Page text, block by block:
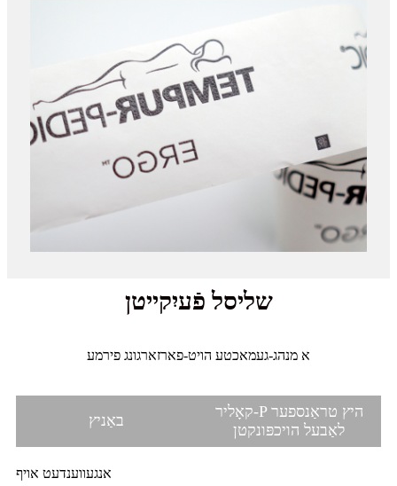
שליסל פֿעיִקייטן
א מנהג-געמאכטע הויט-פארזארגונג פירמע
באַניץ
קאָליר-P היץ טראַנספער
לאַבעל הויכפּונקטן
אנגעווענדעט אויף